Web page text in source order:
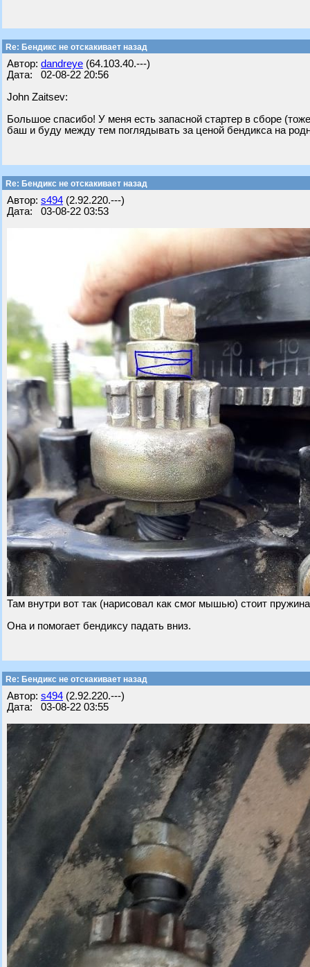
Re: Бендикс не отскакивает назад
Автор: dandreye (64.103.40.---)
Дата: 02-08-22 20:56
John Zaitsev:
Большое спасибо! У меня есть запасной стартер в сборе
баш и буду между тем поглядывать за ценой бендикса на
Re: Бендикс не отскакивает назад
Автор: s494 (2.92.220.---)
Дата: 03-08-22 03:53
Там внутри вот так (нарисовал как смог мышью) стоит
Она и помогает бендиксу падать вниз.
Re: Бендикс не отскакивает назад
Автор: s494 (2.92.220.---)
Дата: 03-08-22 03:55